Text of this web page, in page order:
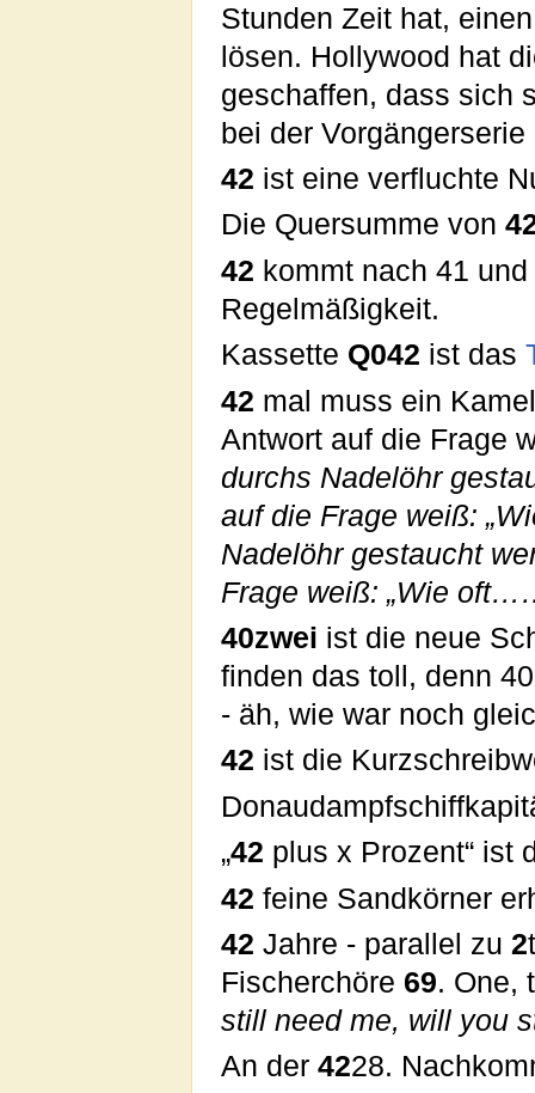
Stunden Zeit hat,
lösen. Hollywood hat
geschaffen, dass sich
bei der Vorgängerserie
42 ist eine verfluchte
Die Quersumme von
42 kommt nach 41
Regelmäßigkeit.
Kassette Q042 ist das
42 mal muss ein
Antwort auf die Frage
durchs Nadelöhr
auf die Frage weiß:
Nadelöhr gestaucht
Frage weiß: „Wie
40zwei ist die neue
finden das toll, denn
- äh, wie war noch
42 ist die
„42 plus x Prozent“ ist
42 feine Sandkörner
42 Jahre - parallel zu 2
Fischerchöre 69. One,
still need me, will you
An der 4228.